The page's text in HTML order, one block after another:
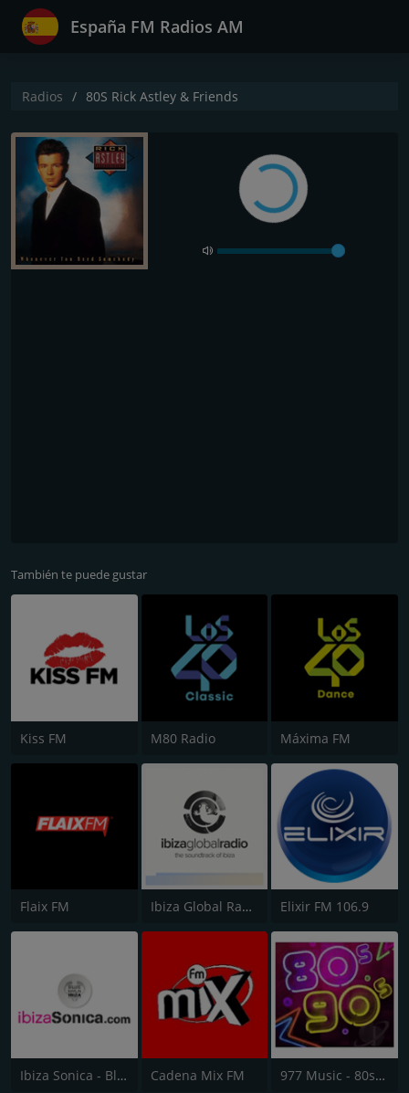
España FM Radios AM
Radios 80S Rick Astley & Friends
También te puede gustar
Kiss FM M80 Radio Máxima FM
Flaix FM Ibiza Global Radio Elixir FM 106.9
Ibiza Sonica - Blue Marlin Ibiza Radio Cadena Mix FM 977 Music - 80s 90s Super Pop Hits